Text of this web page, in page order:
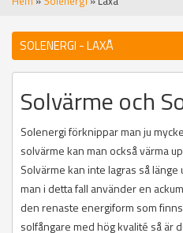
SOLENERGI - LAXÅ
Solvärme och
Solenergi förknippar man ju
solvärme kan man också värma
Solvärme kan inte lagras så
man i detta fall använder en
den renaste energiform som
solfångare med hög kvalité så är